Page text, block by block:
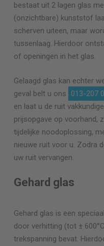
bestaat uit 2 lagen glas
(onzichtbare) kunststof
scherven uiteen, maar
tussenlaag. Hierdoor
of openingen in het glas.
Gelaagd glas kan echter
geval belt u ons
013-207
en laat u de ruit
prijsopgave op voorhand,
tijdelijke noodoplossing,
nieuwe ruit voor u. Zodra
uw ruit vervangen.
Gehard glas
Gehard glas is een
door verhitting (tot ±
trekspanning bevat.